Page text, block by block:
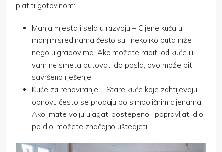
platiti gotovinom:
Manja mjesta i sela u razvoju – Cijene kuća u
manjim sredinama često su i nekoliko puta niže
nego u gradovima. Ako možete raditi od kuće ili
vam ne smeta putovati do posla, ovo može biti
savršeno rješenje.
Kuće za renoviranje – Stare kuće koje zahtijevaju
obnovu često se prodaju po simboličnim cijenama.
Ako imate volju ulagati postepeno i popravljati dio
po dio, možete značajno uštedjeti.